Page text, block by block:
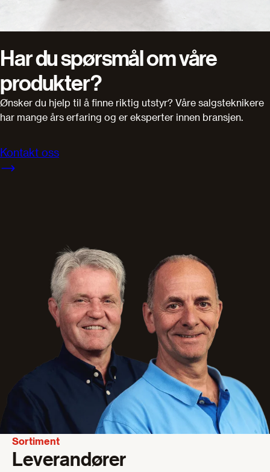
Har du spørsmål om våre
produkter?
Ønsker du hjelp til å finne riktig utstyr? Våre salgsteknikere
har mange års erfaring og er eksperter innen bransjen.
Kontakt oss
Sortiment
Leverandører